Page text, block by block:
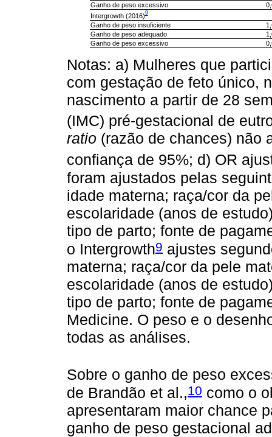
Ganho de peso excessivo
Intergrowth (2016)9
Ganho de peso insuficiente
Ganho de peso adequado
Ganho de peso excessivo
Notas: a) Mulheres que
com gestação de feto único,
nascimento a partir de 28
(IMC) pré-gestacional de
ratio (razão de chances) não
confiança de 95%; d) OR
foram ajustados pelas
idade materna; raça/cor da
escolaridade (anos de
tipo de parto; fonte de
o Intergrowth9 ajustes
materna; raça/cor da pele
escolaridade (anos de
tipo de parto; fonte de
Medicine. O peso e o
todas as análises.
Sobre o ganho de peso
de Brandão et al.,10 como o
apresentaram maior chance
ganho de peso gestacional